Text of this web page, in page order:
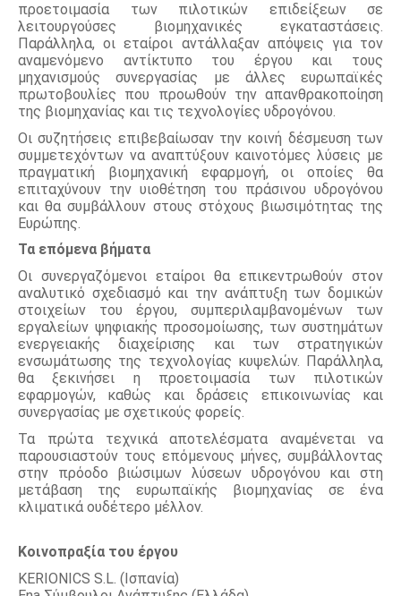
προετοιμασία των πιλοτικών επιδείξεων σε
λειτουργούσες βιομηχανικές εγκαταστάσεις.
Παράλληλα, οι εταίροι αντάλλαξαν απόψεις για τον
αναμενόμενο αντίκτυπο του έργου και τους
μηχανισμούς συνεργασίας με άλλες ευρωπαϊκές
πρωτοβουλίες που προωθούν την απανθρακοποίηση
της βιομηχανίας και τις τεχνολογίες υδρογόνου.
Οι συζητήσεις επιβεβαίωσαν την κοινή δέσμευση των
συμμετεχόντων να αναπτύξουν καινοτόμες λύσεις με
πραγματική βιομηχανική εφαρμογή, οι οποίες θα
επιταχύνουν την υιοθέτηση του πράσινου υδρογόνου
και θα συμβάλλουν στους στόχους βιωσιμότητας της
Ευρώπης.
Τα επόμενα βήματα
Οι συνεργαζόμενοι εταίροι θα επικεντρωθούν στον
αναλυτικό σχεδιασμό και την ανάπτυξη των δομικών
στοιχείων του έργου, συμπεριλαμβανομένων των
εργαλείων ψηφιακής προσομοίωσης, των συστημάτων
ενεργειακής διαχείρισης και των στρατηγικών
ενσωμάτωσης της τεχνολογίας κυψελών. Παράλληλα,
θα ξεκινήσει η προετοιμασία των πιλοτικών
εφαρμογών, καθώς και δράσεις επικοινωνίας και
συνεργασίας με σχετικούς φορείς.
Τα πρώτα τεχνικά αποτελέσματα αναμένεται να
παρουσιαστούν τους επόμενους μήνες, συμβάλλοντας
στην πρόοδο βιώσιμων λύσεων υδρογόνου και στη
μετάβαση της ευρωπαϊκής βιομηχανίας σε ένα
κλιματικά ουδέτερο μέλλον.
Κοινοπραξία του έργου
KERIONICS S.L. (Ισπανία)